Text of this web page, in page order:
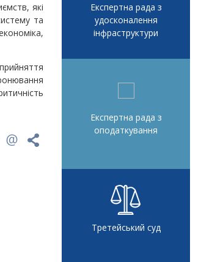
які
та
Експертна рада з
удосконалення
інфраструктури
Експертна рада з
оподаткування
Третейський суд